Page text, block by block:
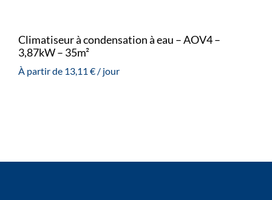
Climatiseur à condensation à eau – AOV4 –
3,87kW – 35m²
À partir de 13,11 €/ jour